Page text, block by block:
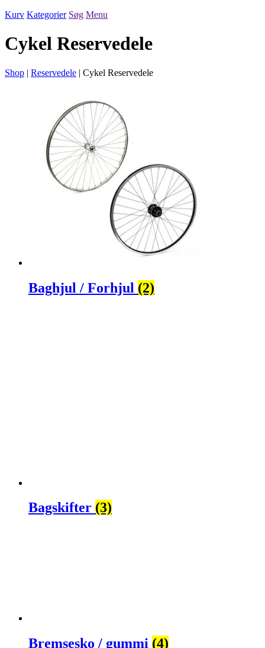
Kurv Kategorier Søg Menu
Cykel Reservedele
Shop | Reservedele | Cykel Reservedele
Baghjul / Forhjul (2)
Bagskifter (3)
Bremsesko / gummi (4)